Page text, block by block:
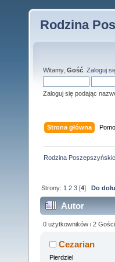
Rodzina
Witamy, Gość Zaloguj
Zaloguj się podając
Strona główna
Rodzina
Strony: 1 2 3 [4]Do dołu
Autor
0 użytkowników i 2
Cezarian
Pierdziel